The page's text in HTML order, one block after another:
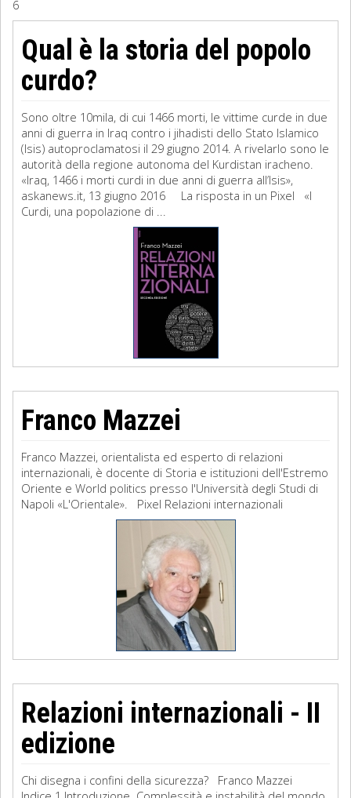
Filosofia
Matematica
Diritto
6
Qual è la storia del popolo
curdo?
Sono oltre 10mila, di cui 1466 morti, le vittime curde in due
anni di guerra in Iraq contro i jihadisti dello Stato Islamico
(Isis) autoproclamatosi il 29 giugno 2014. A rivelarlo sono le
autorità della regione autonoma del Kurdistan iracheno.
«Iraq, 1466 i morti curdi in due anni di guerra all’Isis»,
askanews.it, 13 giugno 2016 La risposta in un Pixel «I
Curdi, una popolazione di ...
Franco Mazzei
Franco Mazzei, orientalista ed esperto di relazioni
internazionali, è docente di Storia e istituzioni dell'Estremo
Oriente e World politics presso l'Università degli Studi di
Napoli «L'Orientale». Pixel Relazioni internazionali
Relazioni internazionali - II
edizione
Chi disegna i confini della sicurezza? Franco Mazzei